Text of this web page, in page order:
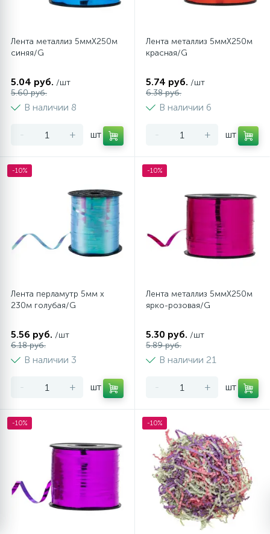
Лента металлиз 5ммХ250м
синяя/G
5.04 руб. /шт
5.60 руб.
В наличии 8
- + шт
Лента металлиз 5ммХ250м
красная/G
5.74 руб. /шт
6.38 руб.
В наличии 6
- + шт
-10%
Лента перламутр 5мм х
230м голубая/G
5.56 руб. /шт
6.18 руб.
В наличии 3
- + шт
-10%
Лента металлиз 5ммХ250м
ярко-розовая/G
5.30 руб. /шт
5.89 руб.
В наличии 21
- + шт
-10% -10%